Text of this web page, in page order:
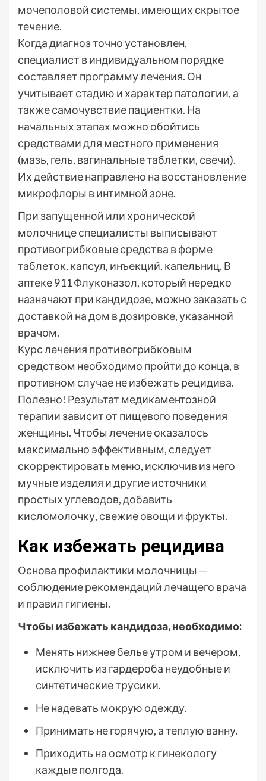
мочеполовой системы, имеющих скрытое
течение.
Когда диагноз точно установлен,
специалист в индивидуальном порядке
составляет программу лечения. Он
учитывает стадию и характер патологии, а
также самочувствие пациентки. На
начальных этапах можно обойтись
средствами для местного применения
(мазь, гель, вагинальные таблетки, свечи).
Их действие направлено на восстановление
микрофлоры в интимной зоне.
При запущенной или хронической
молочнице специалисты выписывают
противогрибковые средства в форме
таблеток, капсул, инъекций, капельниц. В
аптеке 911 Флуконазол, который нередко
назначают при кандидозе, можно заказать с
доставкой на дом в дозировке, указанной
врачом.
Курс лечения противогрибковым
средством необходимо пройти до конца, в
противном случае не избежать рецидива.
Полезно! Результат медикаментозной
терапии зависит от пищевого поведения
женщины. Чтобы лечение оказалось
максимально эффективным, следует
скорректировать меню, исключив из него
мучные изделия и другие источники
простых углеводов, добавить
кисломолочку, свежие овощи и фрукты.
Как избежать рецидива
Основа профилактики молочницы —
соблюдение рекомендаций лечащего врача
и правил гигиены.
Чтобы избежать кандидоза, необходимо:
Менять нижнее белье утром и вечером,
исключить из гардероба неудобные и
синтетические трусики.
Не надевать мокрую одежду.
Принимать не горячую, а теплую ванну.
Приходить на осмотр к гинекологу
каждые полгода.